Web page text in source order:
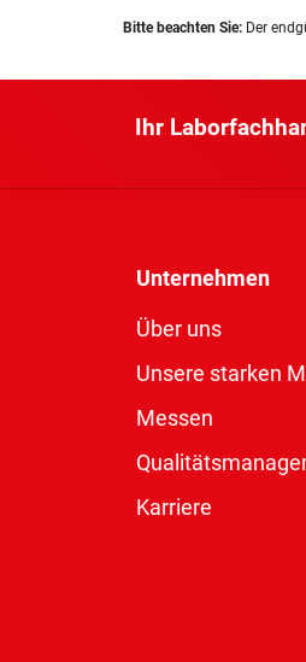
Bitte beachten Sie: Der
Ihr
Unternehmen
Über uns
Unsere starken
Messen
Karriere